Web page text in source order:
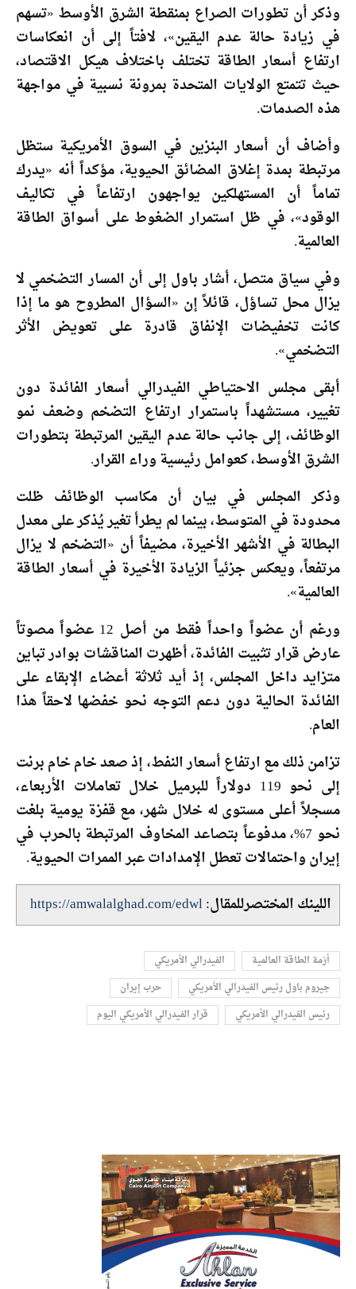
وذكر أن تطورات الصراع بمنقطة الشرق الأوسط «تسهم
في زيادة حالة عدم اليقين»، لافتاً إلى أن انعكاسات
ارتفاع أسعار الطاقة تختلف باختلاف هيكل الاقتصاد،
حيث تتمتع الولايات المتحدة بمرونة نسبية في مواجهة
هذه الصدمات.
وأضاف أن أسعار البنزين في السوق الأمريكية ستظل
مرتبطة بمدة إغلاق المضائق الحيوية، مؤكداً أنه «يدرك
تماماً أن المستهلكين يواجهون ارتفاعاً في تكاليف
الوقود»، في ظل استمرار الضغوط على أسواق الطاقة
العالمية.
وفي سياق متصل، أشار باول إلى أن المسار التضخمي لا
يزال محل تساؤل، قائلاً إن «السؤال المطروح هو ما إذا
كانت تخفيضات الإنفاق قادرة على تعويض الأثر
التضخمي».
أبقى مجلس الاحتياطي الفيدرالي أسعار الفائدة دون
تغيير، مستشهداً باستمرار ارتفاع التضخم وضعف نمو
الوظائف، إلى جانب حالة عدم اليقين المرتبطة بتطورات
الشرق الأوسط، كعوامل رئيسية وراء القرار.
وذكر المجلس في بيان أن مكاسب الوظائف ظلت
محدودة في المتوسط، بينما لم يطرأ تغير يُذكر على معدل
البطالة في الأشهر الأخيرة، مضيفاً أن «التضخم لا يزال
مرتفعاً، ويعكس جزئياً الزيادة الأخيرة في أسعار الطاقة
العالمية».
ورغم أن عضواً واحداً فقط من أصل 12 عضواً مصوتاً
عارض قرار تثبيت الفائدة، أظهرت المناقشات بوادر تباين
متزايد داخل المجلس، إذ أيد ثلاثة أعضاء الإبقاء على
الفائدة الحالية دون دعم التوجه نحو خفضها لاحقاً هذا
العام.
تزامن ذلك مع ارتفاع أسعار النفط، إذ صعد خامخام برنت
إلى نحو 119 دولاراً للبرميل خلال تعاملات الأربعاء،
مسجلاً أعلى مستوى له خلال شهر، مع قفزة يومية بلغت
نحو 7%، مدفوعاً بتصاعد المخاوف المرتبطة بالحرب في
إيران واحتمالات تعطل الإمدادات عبر الممرات الحيوية.
اللينك المختصرللمقال:https://amwalalghad.com/edwl
أزمة الطاقة العالمية
الفيدرالي الأمريكي
جيروم باول رئيس الفيدرالي الأمريكي
حرب إيران
رئيس الفيدرالي الأمريكي
قرار الفيدرالي الأمريكي اليوم